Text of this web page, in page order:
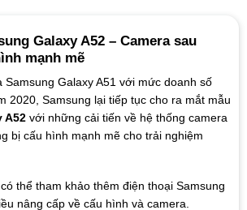
Galaxy A52 – Camera sau
mạnh mẽ
Samsung Galaxy A51 với mức doanh số
2020, Samsung lại tiếp tục cho ra mắt mẫu
A52với những cải tiến về hệ thống camera
bị cấu hình mạnh mẽ cho trải nghiệm
thể tham khảo thêm điện thoại Samsung
nâng cấp về cấu hình và camera.